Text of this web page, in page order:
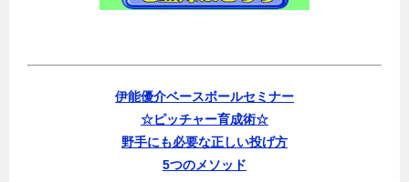
伊能優介ベースボールセミナー
☆ピッチャー育成術☆
野手にも必要な正しい投げ方
5つのメソッド